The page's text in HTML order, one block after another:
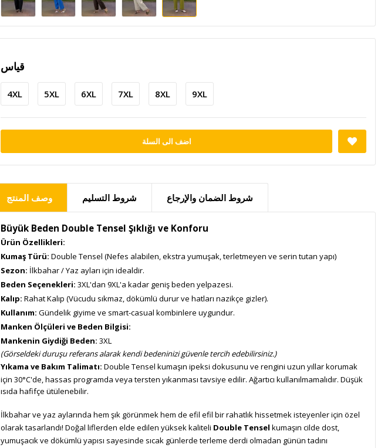
قياس
4XL 5XL 6XL 7XL 8XL 9XL
اضف الى السلة
وصف المنتج شروط التسليم شروط الضمان والإرجاع
Büyük Beden Double Tensel Şıklığı ve Konforu
Ürün Özellikleri:
Kumaş Türü: Double Tensel (Nefes alabilen, ekstra yumuşak, terletmeyen ve serin tutan yapı)
Sezon: İlkbahar / Yaz ayları için idealdir.
Beden Seçenekleri: 3XL'dan 9XL'a kadar geniş beden yelpazesi.
Kalıp: Rahat Kalıp (Vücudu sıkmaz, dökümlü durur ve hatları nazikçe gizler).
Kullanım: Gündelik giyime ve smart-casual kombinlere uygundur.
Manken Ölçüleri ve Beden Bilgisi:
Mankenin Giydiği Beden: 3XL
(Görseldeki duruşu referans alarak kendi bedeninizi güvenle tercih edebilirsiniz.)
Yıkama ve Bakım Talimatı: Double Tensel kumaşın ipeksi dokusunu ve rengini uzun yıllar korumak
için 30°C'de, hassas programda veya tersten yıkanması tavsiye edilir. Ağartıcı kullanılmamalıdır. Düşük
ısıda hafifçe ütülenebilir.
İlkbahar ve yaz aylarında hem şık görünmek hem de efil efil bir rahatlık hissetmek isteyenler için özel
olarak tasarlandı! Doğal liflerden elde edilen yüksek kaliteli Double Tensel kumaşın cilde dost,
yumuşacık ve dökümlü yapısı sayesinde sıcak günlerde terleme derdi olmadan günün tadını